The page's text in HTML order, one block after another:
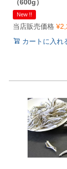
（600g）
New !!
当店販売価格 ¥
カートに入れ